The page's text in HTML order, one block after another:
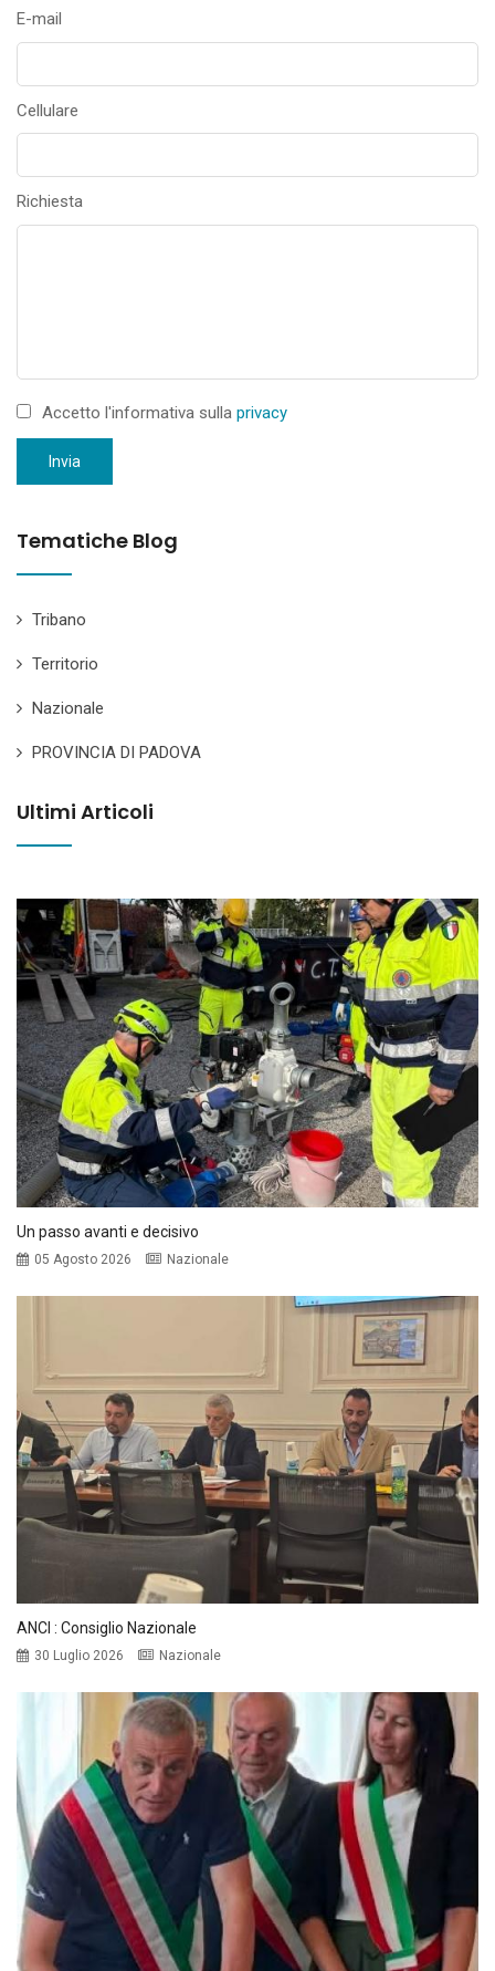
E-mail
Cellulare
Richiesta
Accetto l'informativa sulla privacy
Invia
Tematiche Blog
Tribano
Territorio
Nazionale
PROVINCIA DI PADOVA
Ultimi Articoli
Un passo avanti e decisivo
05 Agosto 2026 Nazionale
ANCI : Consiglio Nazionale
30 Luglio 2026 Nazionale